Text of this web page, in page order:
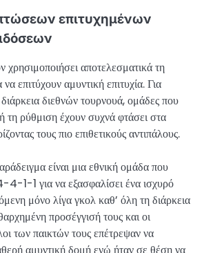
επιτυχημένων
αποτελεσματικά τη
επιτύχουν αμυντική επιτυχία. Για
διεθνών τουρνουά, ομάδες που
τη ρύθμιση έχουν συχνά φτάσει στα
τους πιο επιθετικούς αντιπάλους.
είναι μια εθνική ομάδα που
4-1-1 για να εξασφαλίσει ένα ισχυρό
μόνο λίγα γκολ καθ’ όλη τη διάρκεια
προσέγγισή τους και οι
των παικτών τους επέτρεψαν να
αμυντική δομή ενώ ήταν σε θέση να